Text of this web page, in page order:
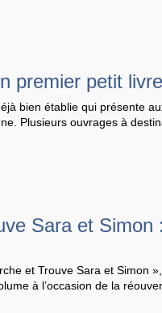
premier petit livre
bien établie qui présente
Plusieurs ouvrages à
Sara et Simon
et Trouve Sara et Simon
à l’occasion de la